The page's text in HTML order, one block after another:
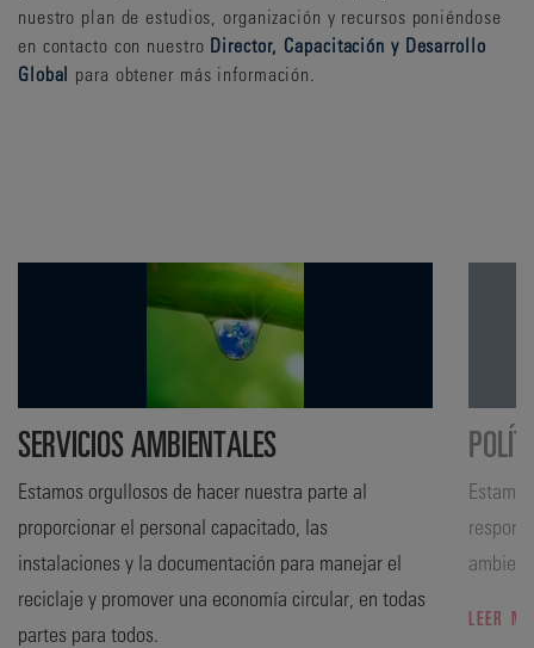
nuestro plan de estudios, organización y recursos poniéndose
en contacto con nuestro Director, Capacitación y Desarrollo
Global para obtener más información.
SERVICIOS AMBIENTALES
Estamos orgullosos de hacer nuestra parte al
proporcionar el personal capacitado, las
instalaciones y la documentación para manejar el
reciclaje y promover una economía circular, en todas
partes para todos.
LEER